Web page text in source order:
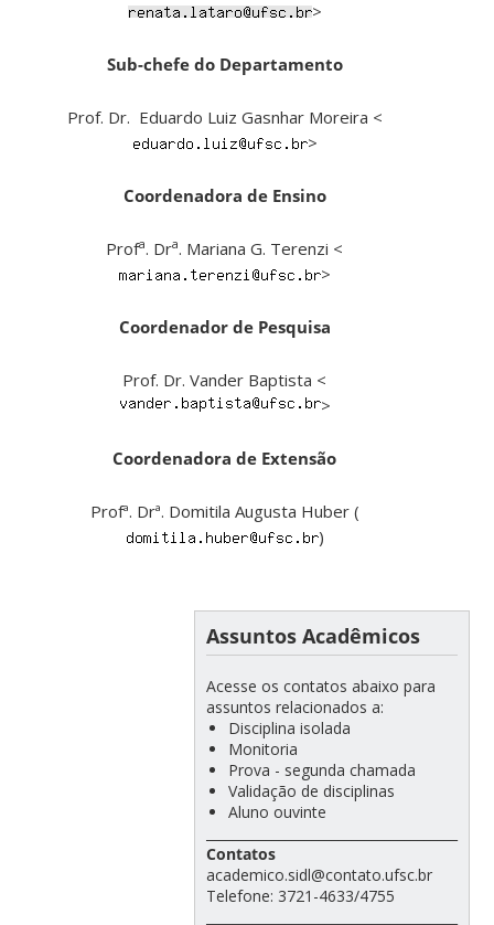
>
Sub-chefe do Departamento
Prof. Dr. Eduardo Luiz Gasnhar Moreira <
>
Coordenadora de Ensino
Profa. Dra. Mariana G. Terenzi <
>
Coordenador de Pesquisa
Prof. Dr. Vander Baptista <
>
Coordenadora de Extensão
Profª. Drª. Domitila Augusta Huber (
)
Assuntos Acadêmicos
Acesse os contatos abaixo para
assuntos relacionados a:
Disciplina isolada
Monitoria
Prova - segunda chamada
Validação de disciplinas
Aluno ouvinte
Contatos
academico.sidl@contato.ufsc.br
Telefone: 3721-4633/4755